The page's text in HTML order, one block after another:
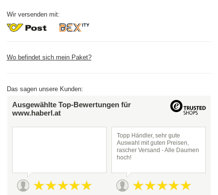
Wir versenden mit:
Wo befindet sich mein Paket?
Das sagen unsere Kunden:
Ausgewählte Top-Bewertungen für
www.haberl.at
Topp Händler, sehr gute
Auswahl mit guten Preisen,
rascher Versand - Alle Daumen
hoch!